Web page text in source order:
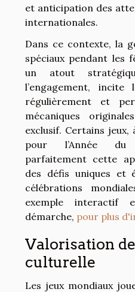
et anticipation des
internationales.
Dans ce contexte, la
spéciaux pendant les
un atout
l’engagement,
régulièrement et
mécaniques
exclusif. Certains jeux,
pour l’Année du
parfaitement cette
des défis uniques et
célébrations
exemple interactif
démarche, pour plus
Valorisation
culturelle
Les jeux mondiaux